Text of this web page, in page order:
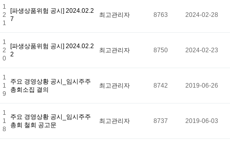
1
2
1
[파생상품위험 공시] 2024.02.2
7
최고관리자 8763 2024-02-28
1
2
0
[파생상품위험 공시] 2024.02.2
2
최고관리자 8750 2024-02-23
1
1
9
주요 경영상황 공시_임시주주
총회소집 결의
최고관리자 8742 2019-06-26
1
1
8
주요 경영상황 공시_임시주주
총회 철회 공고문
최고관리자 8737 2019-06-03